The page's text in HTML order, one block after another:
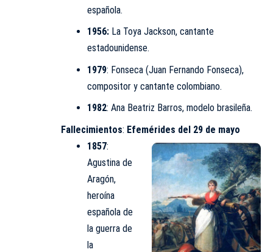
española.
1956:La Toya Jackson, cantante
estadounidense.
1979: Fonseca(Juan Fernando Fonseca),
compositor y cantante colombiano.
1982: Ana Beatriz Barros, modelo brasileña.
Fallecimientos: Efemérides del 29 de mayo
1857:
Agustina de
Aragón,
heroína
española de
la guerra de
la